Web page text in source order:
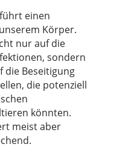
einen
Körper.
nur auf die
sondern
die Beseitigung
die potenziell
könnten.
meist aber